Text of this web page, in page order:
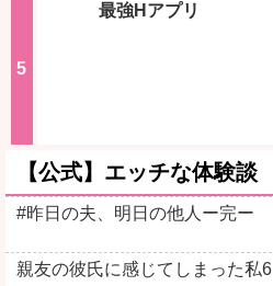
最強Hアプリ
【公式】エッチな体験談
#昨日の夫、明日の他人ー完ー
親友の彼氏に感じてしまった私6